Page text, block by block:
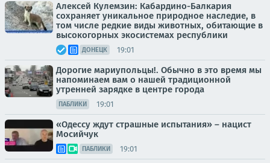
Алексей Кулемзин: Кабардино-Балкария
сохраняет уникальное природное наследие, в
том числе редкие виды животных, обитающие в
высокогорных экосистемах республики
ДОНЕЦК 19:01
Дорогие мариупольцы!. Обычно в это время мы
напоминаем вам о нашей традиционной
утренней зарядке в центре города
ПАБЛИКИ 19:01
«Одессу ждут страшные испытания» – нацист
Мосийчук
ПАБЛИКИ 19:01